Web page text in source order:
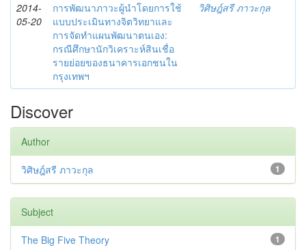
2014-
05-20
การพัฒนาภาวะผู้นำโดยการใช้
แบบประเมินทางจิตวิทยาและ
การจัดทำแผนพัฒนาตนเอง:
กรณีศึกษานักวิเคราะห์สินเชื่อ
รายย่อยของธนาคารเอกชนใน
กรุงเทพฯ
วิศิษฎ์สรี ภาวะกุล
Discover
Author
1
วิศิษฎ์สรี ภาวะกุล
Subject
1
The Big Five Theory